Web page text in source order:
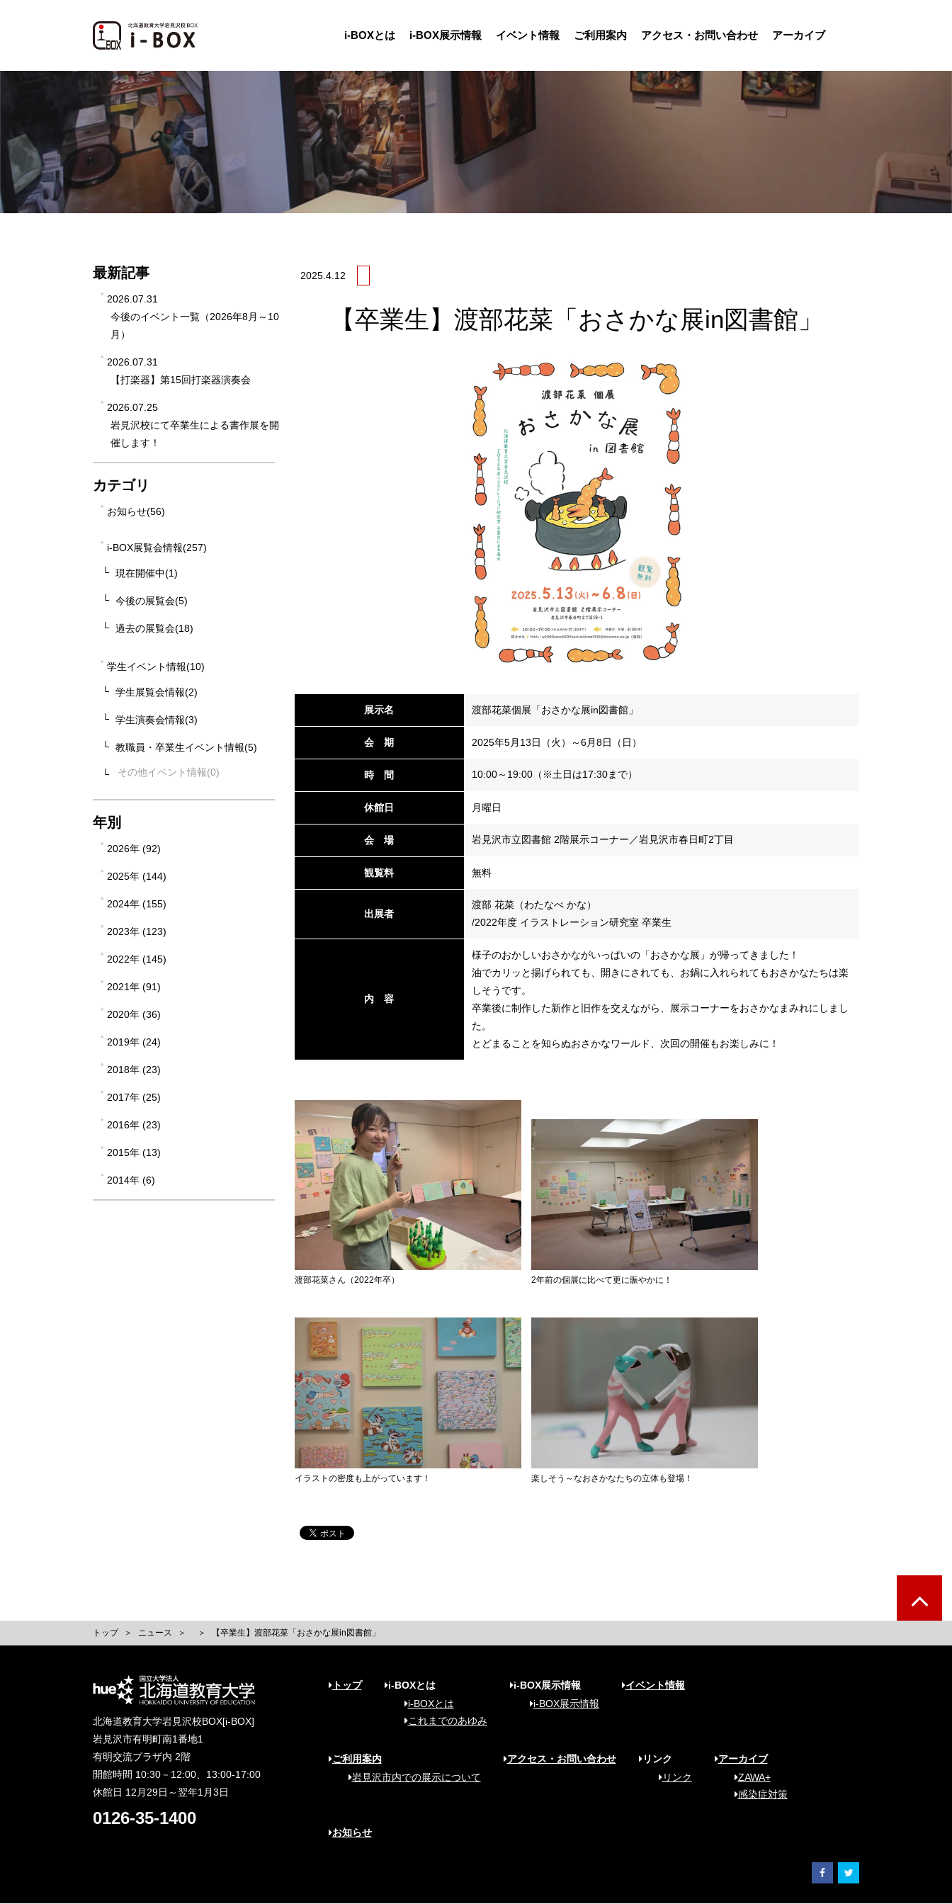
i-BOXとは i-BOX展示情報 イベント情報 ご利用案内 アクセス・お問い合わせ アーカイブ
2025. 4.12
【卒業生】渡部花菜「おさかな展in図書館」
展示名 渡部花菜個展「おさかな展in図書館」
会 期 2025年5月13日（火）～6月8日（日）
時 間 10:00～19:00（※土日は17:30まで）
休館日 月曜日
会 場 岩見沢市立図書館 2階展示コーナー／岩見沢市春日町2丁目
観覧料 無料
出展者
渡部 花菜（わたなべ かな）
/2022年度 イラストレーション研究室 卒業生
内 容
様子のおかしいおさかながいっぱいの「おさかな展」が帰ってきました！
油でカリッと揚げられても、開きにされても、お鍋に入れられてもおさかなたちは楽
しそうです。
卒業後に制作した新作と旧作を交えながら、展示コーナーをおさかなまみれにしまし
た。
とどまることを知らぬおさかなワールド、次回の開催もお楽しみに！
渡部花菜さん（2022年卒） 2年前の個展に比べて更に賑やかに！
イラストの密度も上がっています！ 楽しそう～なおさかなたちの立体も登場！
最新記事
2026.07.31
今後のイベント一覧（2026年8月～10
月）
2026.07.31
【打楽器】第15回打楽器演奏会
2026.07.25
岩見沢校にて卒業生による書作展を開
催します！
カテゴリ
お知らせ(56)
i-BOX展覧会情報(257)
現在開催中(1)
今後の展覧会(5)
過去の展覧会(18)
学生イベント情報(10)
学生展覧会情報(2)
学生演奏会情報(3)
教職員・卒業生イベント情報(5)
その他イベント情報
年別
2026年 (92)
2025年 (144)
2024年 (155)
2023年 (123)
2022年 (145)
2021年 (91)
2020年 (36)
2019年 (24)
2018年 (23)
2017年 (25)
2016年 (23)
2015年 (13)
2014年 (6)
トップ ニュース 【卒業生】渡部花菜「おさかな展in図書館」
北海道教育大学岩見沢校BOX[i-BOX]
岩見沢市有明町南1番地1
有明交流プラザ内 2階
開館時間 10:30－12:00、13:00-17:00
休館日 12月29日～翌年1月3日
0126-35-1400
トップ
i-BOXとは
i-BOXとは
これまでのあゆみ
i-BOX展示情報
i-BOX展示情報
イベント情報
ご利用案内
岩見沢市内での展示について
アクセス・お問い合わせ
リンク
リンク
アーカイブ
ZAWA+
感染症対策
お知らせ